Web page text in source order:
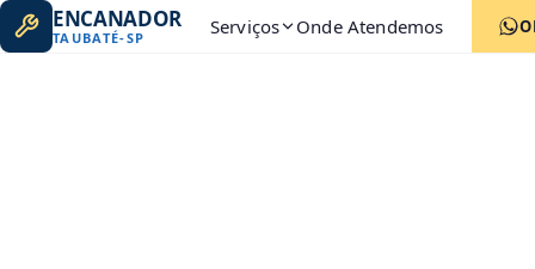
ENCANADOR
TAUBATÉ-SP Serviços Onde Atendemos